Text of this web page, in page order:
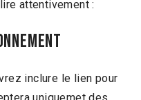
attentivement :
inclure le lien pour